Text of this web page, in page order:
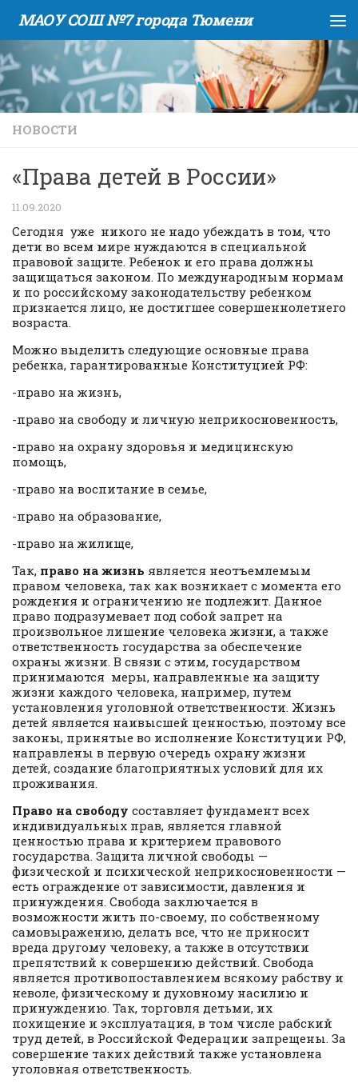
Skip to content
МАОУ СОШ №7 города Тюмени
НОВОСТИ
«Права детей в России»
11.09.2020
Сегодня уже никого не надо убеждать в том, что
дети во всем мире нуждаются в специальной
правовой защите. Ребенок и его права должны
защищаться законом. По международным нормам
и по российскому законодательству ребенком
признается лицо, не достигшее совершеннолетнего
возраста.
Можно выделить следующие основные права
ребенка, гарантированные Конституцией РФ:
-право на жизнь,
-право на свободу и личную неприкосновенность,
-право на охрану здоровья и медицинскую
помощь,
-право на воспитание в семье,
-право на образование,
-право на жилище,
Так, право на жизнь является неотъемлемым
правом человека, так как возникает с момента его
рождения и ограничению не подлежит. Данное
право подразумевает под собой запрет на
произвольное лишение человека жизни, а также
ответственность государства за обеспечение
охраны жизни. В связи с этим, государством
принимаются меры, направленные на защиту
жизни каждого человека, например, путем
установления уголовной ответственности. Жизнь
детей является наивысшей ценностью, поэтому все
законы, принятые во исполнение Конституции РФ,
направлены в первую очередь охрану жизни
детей, создание благоприятных условий для их
проживания.
Право на свободу составляет фундамент всех
индивидуальных прав, является главной
ценностью права и критерием правового
государства. Защита личной свободы —
физической и психической неприкосновенности —
есть ограждение от зависимости, давления и
принуждения. Свобода заключается в
возможности жить по-своему, по собственному
самовыражению, делать все, что не приносит
вреда другому человеку, а также в отсутствии
препятствий к совершению действий. Свобода
является противопоставлением всякому рабству и
неволе, физическому и духовному насилию и
принуждению. Так, торговля детьми, их
похищение и эксплуатация, в том числе рабский
труд детей, в Российской Федерации запрещены. За
совершение таких действий также установлена
уголовная ответственность.